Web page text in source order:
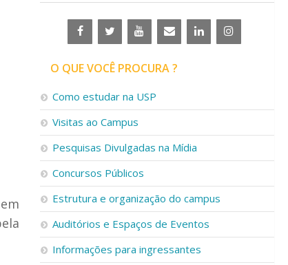
O QUE VOCÊ PROCURA ?
Como estudar na USP
Visitas ao Campus
Pesquisas Divulgadas na Mídia
Concursos Públicos
Estrutura e organização do campus
Auditórios e Espaços de Eventos
Informações para ingressantes